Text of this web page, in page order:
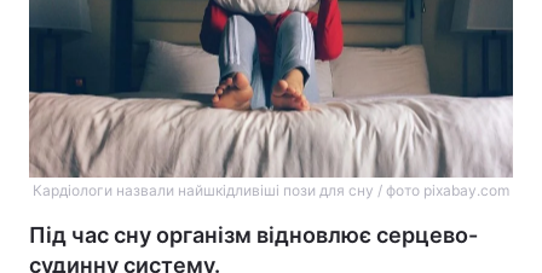
Кардіологи назвали найшкідливіші пози для сну / фото pixabay.com
Під час сну організм відновлює серцево-
судинну систему.